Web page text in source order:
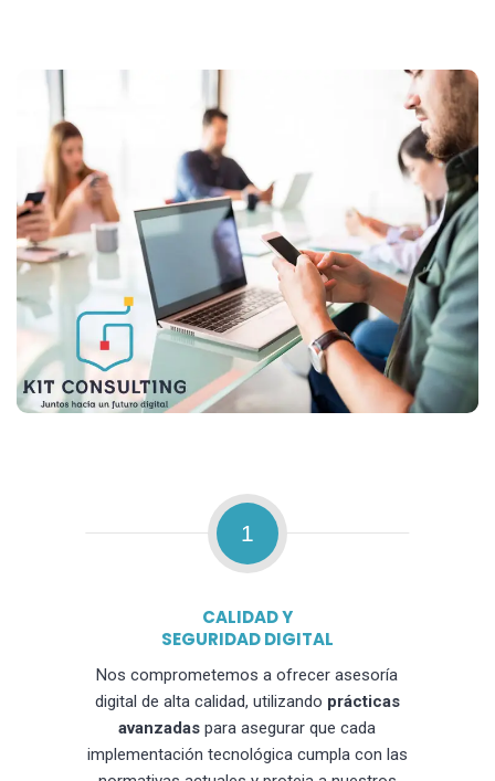
1
CALIDAD Y
SEGURIDAD DIGITAL
Nos comprometemos a ofrecer asesoría
digital de alta calidad, utilizando prácticas
avanzadas para asegurar que cada
implementación tecnológica cumpla con las